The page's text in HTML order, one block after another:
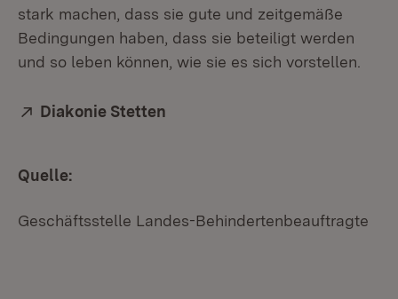
stark machen, dass sie gute und zeitgemäße
Bedingungen haben, dass sie beteiligt werden
und so leben können, wie sie es sich vorstellen.
Extern:
Diakonie Stetten
Quelle:
Geschäftsstelle Landes-Behindertenbeauftragte